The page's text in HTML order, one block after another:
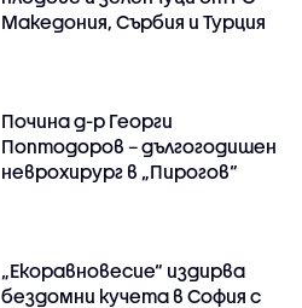
Македония, Сърбия и Турция
Почина д-р Георги
Поптодоров – дългогодишен
неврохирург в „Пирогов“
„Екоравновесие“ издирва
бездомни кучета в София с